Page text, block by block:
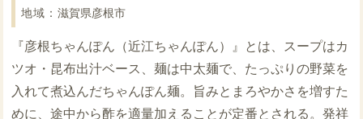
滋賀県彦根市
『彦根ちゃんぽん（近江ちゃんぽん）』とは、スープはカ
ツオ・昆布出汁ベース、麺は中太麺で、たっぷりの野菜を
入れて煮込んだちゃんぽん麺。旨みとまろやかさを増すた
めに、途中から酢を適量加えることが定番とされる。発祥